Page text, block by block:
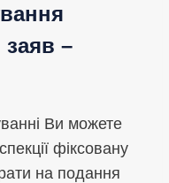
–
Ви можете
фіксовану
на подання